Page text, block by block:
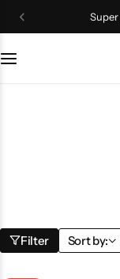
Super
Filter Sort by: